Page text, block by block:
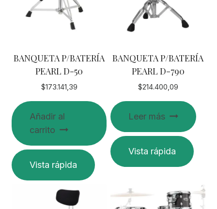
BANQUETA P/BATERÍA
PEARL D-50
$173.141,39
Añadir al
carrito
Vista rápida
BANQUETA P/BATERÍA
PEARL D-790
$214.400,09
Leer más
Vista rápida